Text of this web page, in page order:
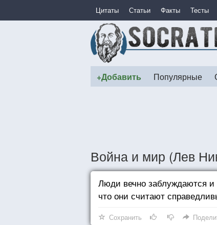
Цитаты Статьи Факты Тесты
+Добавить Популярные
Война и мир (Лев
Люди вечно заблуждаются
что они считают
Сохранить